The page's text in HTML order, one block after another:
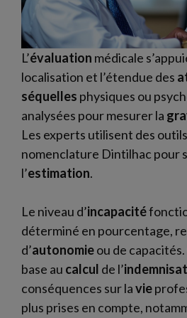
L’évaluation médicale
localisation et l’étendue des
séquelles physiques ou
analysées pour mesurer la
Les experts utilisent des
nomenclature Dintilhac pour
l’estimation.
Le niveau d’incapacité
déterminé en pourcentage,
d’autonomieou de
base au calcul de l’
conséquences sur lavie
plus prises en compte,